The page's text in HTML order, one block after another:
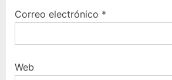
Correo electrónico *
Web